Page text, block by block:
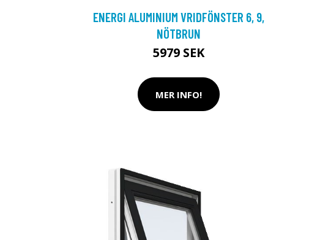
ENERGI ALUMINIUM VRIDFÖNSTER 6, 9,
NÖTBRUN
5979 SEK
MER INFO!